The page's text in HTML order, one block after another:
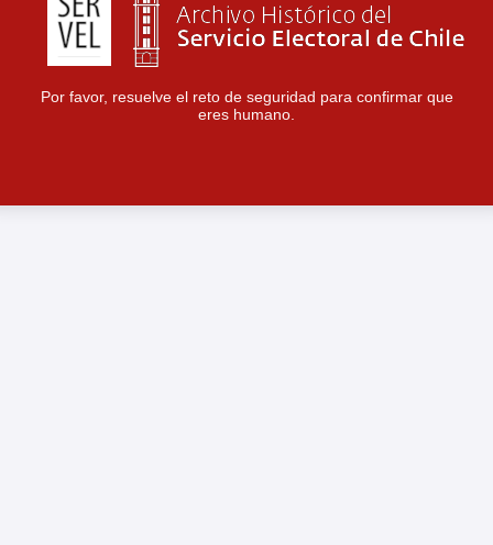
Por favor, resuelve el reto de seguridad para confirmar que
eres humano.